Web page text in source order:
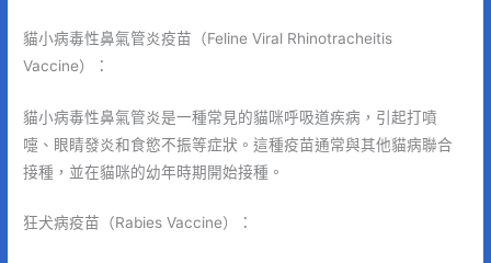
貓小病毒性鼻氣管炎疫苗（Feline Viral Rhinotracheitis
Vaccine）：
貓小病毒性鼻氣管炎是一種常見的貓咪呼吸道疾病，引起打噴
嚏、眼睛發炎和食慾不振等症狀。這種疫苗通常與其他貓病聯合
接種，並在貓咪的幼年時期開始接種。
狂犬病疫苗（Rabies Vaccine）：